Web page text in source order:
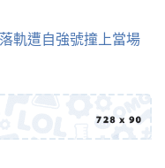
軌遭自強號撞上當場